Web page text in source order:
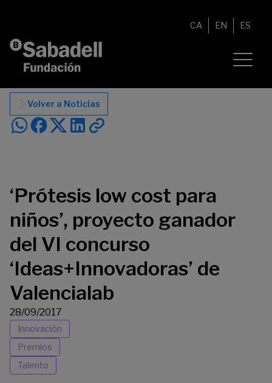
CA EN ES
Volver a Noticias
‘Prótesis low cost para
niños’, proyecto ganador
del VI concurso
‘Ideas+Innovadoras’ de
Valencialab
28/09/2017
Innovación
Premios
Talento